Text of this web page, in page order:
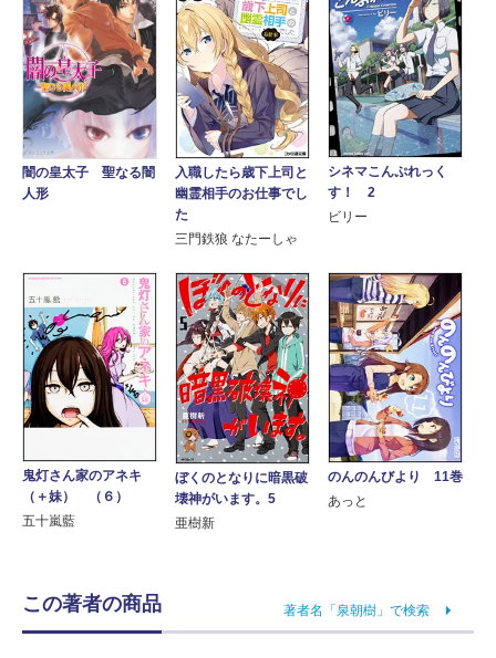
闇の皇太子 聖なる闇
人形
入職したら歳下上司と
幽霊相手のお仕事でし
た
三門鉄狼 なたーしゃ
シネマこんぷれっく
す！ 2
ビリー
鬼灯さん家のアネキ
（＋妹） （６）
五十嵐藍
ぼくのとなりに暗黒破
壊神がいます。5
亜樹新
のんのんびより 11巻
あっと
この著者の商品 著者名「泉朝樹」で検索